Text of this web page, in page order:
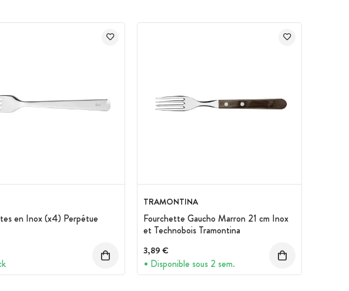
en Inox (x4) Perpétue
TRAMONTINA
Fourchette Gaucho Marron 21 cm Inox
et Technobois Tramontina
3,89 €
Disponible sous 2 sem.